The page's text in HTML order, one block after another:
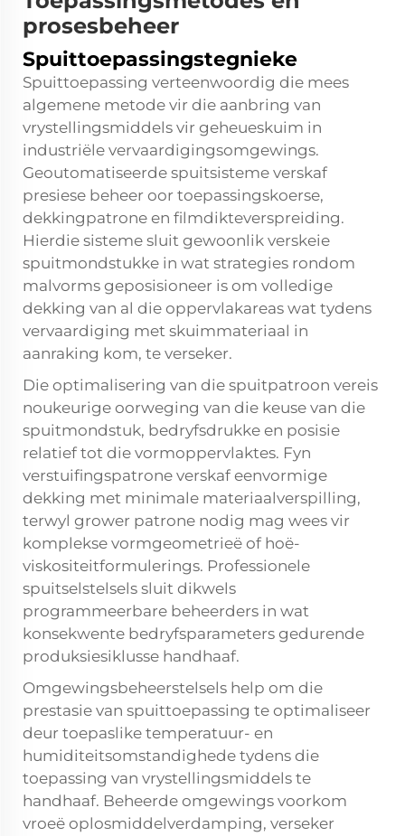
prosesbeheer
Spuittoepassingstegnieke
Spuittoepassing verteenwoordig die mees
algemene metode vir die aanbring van
vrystellingsmiddels vir geheueskuim in
industriële vervaardigingsomgewings.
Geoutomatiseerde spuitsisteme verskaf
presiese beheer oor toepassingskoerse,
dekkingpatrone en filmdikteverspreiding.
Hierdie sisteme sluit gewoonlik verskeie
spuitmondstukke in wat strategies rondom
malvorms geposisioneer is om volledige
dekking van al die oppervlakareas wat tydens
vervaardiging met skuimmateriaal in
aanraking kom, te verseker.
Die optimalisering van die spuitpatroon vereis
noukeurige oorweging van die keuse van die
spuitmondstuk, bedryfsdrukke en posisie
relatief tot die vormoppervlaktes. Fyn
verstuifingspatrone verskaf eenvormige
dekking met minimale materiaalverspilling,
terwyl grower patrone nodig mag wees vir
komplekse vormgeometrieë of hoë-
viskositeitformulerings. Professionele
spuitselstelsels sluit dikwels
programmeerbare beheerders in wat
konsekwente bedryfsparameters gedurende
produksiesiklusse handhaaf.
Omgewingsbeheerstelsels help om die
prestasie van spuittoepassing te optimaliseer
deur toepaslike temperatuur- en
humiditeitsomstandighede tydens die
toepassing van vrystellingsmiddels te
handhaaf. Beheerde omgewings voorkom
vroeë oplosmiddelverdamping, verseker